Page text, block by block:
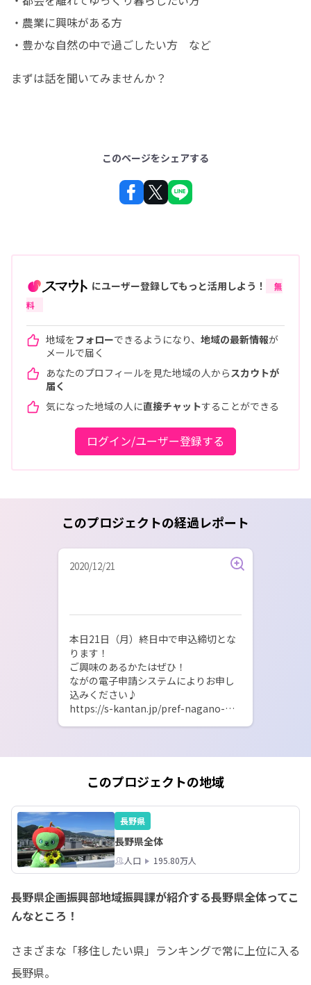
・農業に興味がある方
・豊かな自然の中で過ごしたい方　など
まずは話を聞いてみませんか？
このページをシェアする
にユーザー登録してもっと活用しよう！
無
料
地域をフォローできるようになり、 地域の最新情報が
メールで届く
あなたのプロフィールを見た地域の人から スカウトが
届く
気になった地域の人に直接チャットすることができる
ログイン/ユーザー登録する
このプロジェクトの経過レポート
2020/12/21
本日21日（月）終日中で申込締切とな
ります！
ご興味のあるかたはぜひ！
ながの電子申請システムによりお申し
込みください♪
https://s-kantan.jp/pref-nagano-
このプロジェクトの地域
長野県
長野県全体
人口 195.80万人
長野県企画振興部地域振興課が紹介する長野県全体ってこ
んなところ！
さまざまな「移住したい県」ランキングで常に上位に入る
長野県。